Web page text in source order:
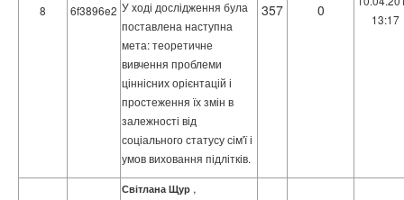
8 6f3896e2 У ході дослідження була
поставлена наступна
мета: теоретичне
вивчення проблеми
ціннісних орієнтацій і
простеження їх змін в
залежності від
соціального статусу сім'ї і
умов виховання підлітків.
357 0
13:17
Світлана Щур ,